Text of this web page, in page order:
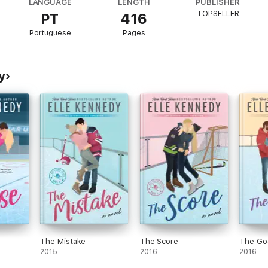
vantajoso como de imprevisível. E este jogo em que ambos decidem
iniciais.
de forma exímia os sentimentos, o romance e a sensualidade
LANGUAGE
PT
Portuguese
LENGTH
416
Pages
PUBLISHER
TOPSELLER
The Mistake
2015
The Score
2016
The
2016